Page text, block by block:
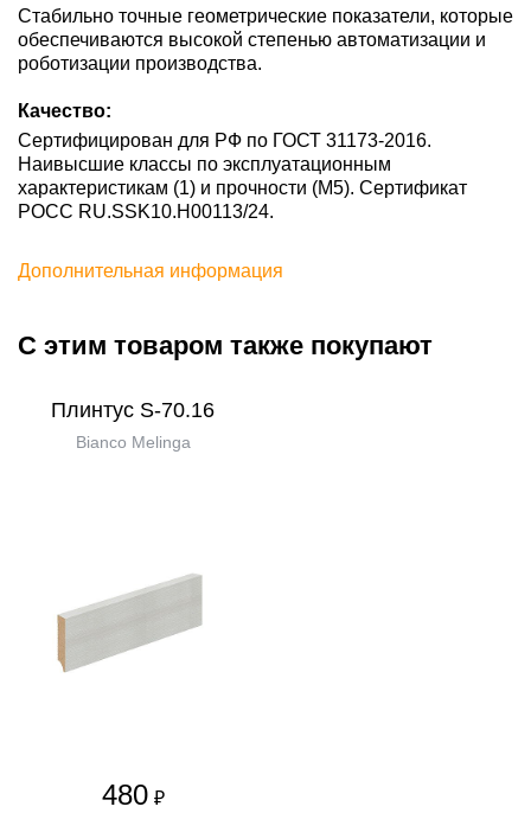
Стабильно точные геометрические показатели, которые
обеспечиваются высокой степенью автоматизации и
роботизации производства.
Качество:
Сертифицирован для РФ по ГОСТ 31173-2016.
Наивысшие классы по эксплуатационным
характеристикам (1) и прочности (М5). Сертификат
POCC RU.SSK10.H00113/24.
Дополнительная информация
С этим товаром также покупают
Плинтус S-70.16
Bianco Melinga
480 ₽